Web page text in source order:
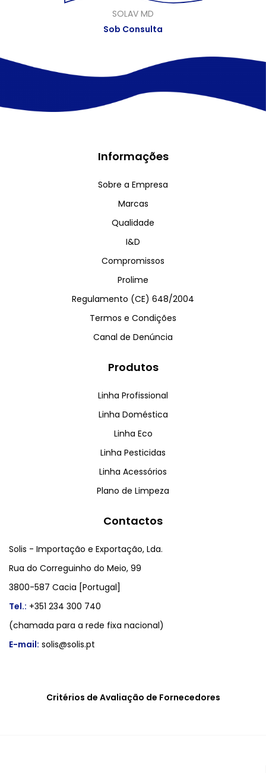
SOLAV MD
Sob Consulta
Informações
Sobre a Empresa
Marcas
Qualidade
I&D
Compromissos
Prolime
Regulamento (CE) 648/2004
Termos e Condições
Canal de Denúncia
Produtos
Linha Profissional
Linha Doméstica
Linha Eco
Linha Pesticidas
Linha Acessórios
Plano de Limpeza
Contactos
Solis - Importação e Exportação, Lda.
Rua do Correguinho do Meio, 99
3800-587 Cacia [Portugal]
Tel.: +351 234 300 740
(chamada para a rede fixa nacional)
E-mail: solis@solis.pt
Critérios de Avaliação de Fornecedores